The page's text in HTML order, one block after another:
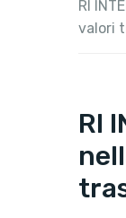
RI
valori
RI